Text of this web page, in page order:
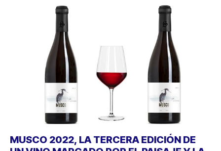
MUSCO 2022, LA TERCERA EDICIÓN DE